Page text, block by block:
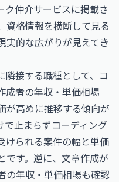
ク仲介サービスに掲載さ
資格情報を横断して見る
実的な広がりが見えてき
隣接する職種として、コ
成者の年収・単価相場
が高めに推移する傾向が
で止まらずコーディング
けられる案件の幅と単価
です。逆に、文章作成が
の年収・単価相場も確認